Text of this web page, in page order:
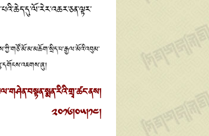
༢༠༡༦།༠༥།༡༤།